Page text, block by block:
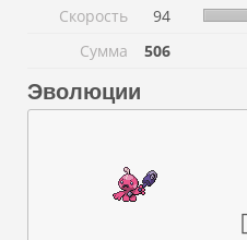
Скорость
94
Сумма
506
Эволюции